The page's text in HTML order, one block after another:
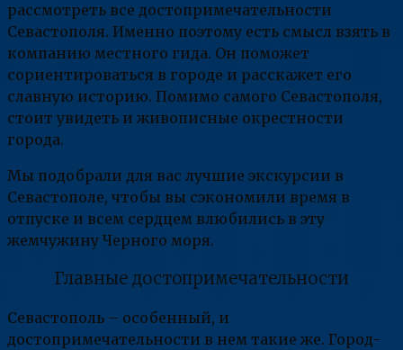
рассмотреть все достопримечательности
Севастополя. Именно поэтому есть смысл взять в
компанию местного гида. Он поможет
сориентироваться в городе и расскажет его
славную историю. Помимо самого Севастополя,
стоит увидеть и живописные окрестности
города.
Мы подобрали для вас лучшие экскурсии в
Севастополе, чтобы вы сэкономили время в
отпуске и всем сердцем влюбились в эту
жемчужину Черного моря.
Главные достопримечательности
Севастополь – особенный, и
достопримечательности в нем такие же. Город-